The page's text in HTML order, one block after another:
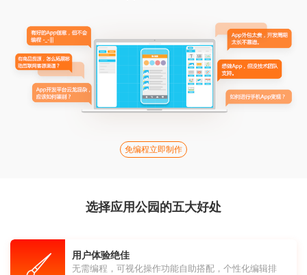
免编程立即制作
选择应用公园的五大好处
用户体验绝佳
无需编程，可视化操作功能自助搭配，个性化编辑排